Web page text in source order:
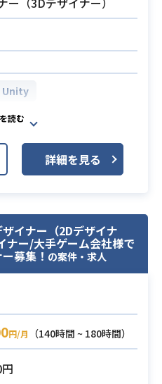
Unity
】
て下記のいづれかを担
す。
ったモーション作成
ロー構築
書作成
ォリオ
詳細を見る
イナー（2Dデザイナ
ナー/大手ゲーム会社様で
募集！ の案件・求人
円/月
（140時間 ~ 180時間）